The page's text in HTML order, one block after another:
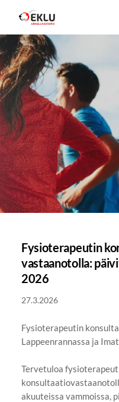
Siirry
sisältöön
Etelä-Karjalan Liikunta ja
Fysioterapeutin
vastaanotolla:
2026
27.3.2026
Fysioterapeutin
Lappeenrannassa ja
Tervetuloa
akuuteissa vammoissa,